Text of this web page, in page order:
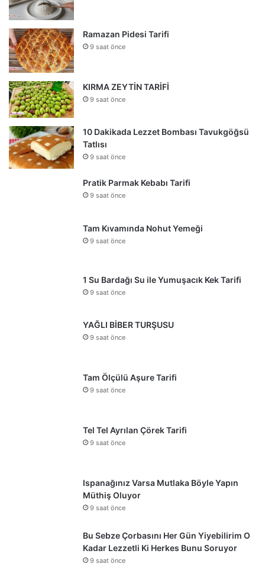
Ramazan Pidesi Tarifi
9 saat önce
KIRMA ZEYTİN TARİFİ
9 saat önce
10 Dakikada Lezzet Bombası Tavukgöğsü
Tatlısı
9 saat önce
Pratik Parmak Kebabı Tarifi
9 saat önce
Tam Kıvamında Nohut Yemeği
9 saat önce
1 Su Bardağı Su ile Yumuşacık Kek Tarifi
9 saat önce
YAĞLI BİBER TURŞUSU
9 saat önce
Tam Ölçülü Aşure Tarifi
9 saat önce
Tel Tel Ayrılan Çörek Tarifi
9 saat önce
Ispanağınız Varsa Mutlaka Böyle Yapın
Müthiş Oluyor
9 saat önce
Bu Sebze Çorbasını Her Gün Yiyebilirim O
Kadar Lezzetli Ki Herkes Bunu Soruyor
9 saat önce